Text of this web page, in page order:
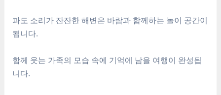
파도 소리가 잔잔한 해변은 바람과 함께하는 놀이 공간이
됩니다.
함께 웃는 가족의 모습 속에 기억에 남을 여행이 완성됩
니다.